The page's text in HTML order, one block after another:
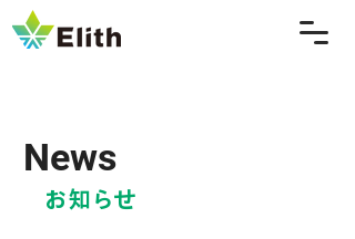
News
​お知らせ